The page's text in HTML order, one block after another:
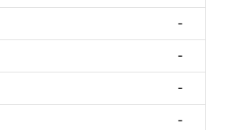
-
-
-
-